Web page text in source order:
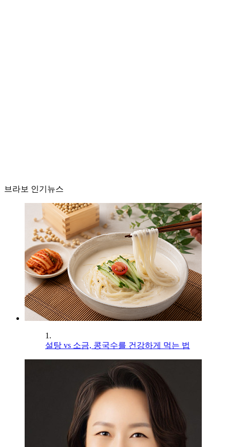
브라보 인기뉴스
1.
설탕 vs 소금, 콩국수를 건강하게 먹는 법